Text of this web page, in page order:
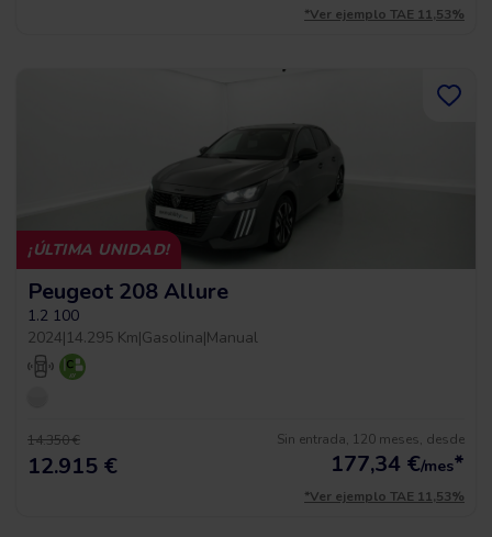
*Ver ejemplo TAE 11,53%
¡ÚLTIMA UNIDAD!
Peugeot 208 Allure
1.2 100
2024|14.295 Km|Gasolina|Manual
14.350 €
12.915 €
Sin entrada, 120 meses, desde
177,34 €/mes*
*Ver ejemplo TAE 11,53%